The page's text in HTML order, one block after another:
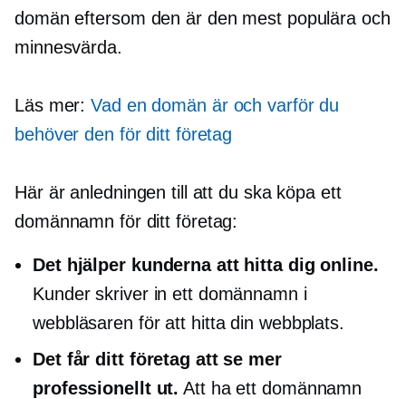
domän eftersom den är den mest populära och
minnesvärda.
Läs mer:Vad en domän är och varför du
behöver den för ditt företag
Här är anledningen till att du ska köpa ett
domännamn för ditt företag:
Det hjälper kunderna att hitta dig online.
Kunder skriver in ett domännamn i
webbläsaren för att hitta din webbplats.
Det får ditt företag att se mer
professionellt ut. Att ha ett domännamn